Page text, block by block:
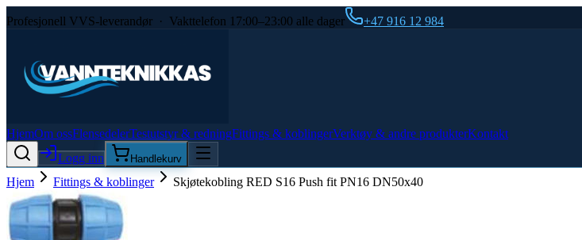
Profesjonell VVS-leverandør · Vakttelefon 17:00–23:00 alle dager +47 916 12 984
HjemOm ossFlensedelerTestutstyr & redningFittings & koblingerVerktøy & andre produkterKontakt
Logg inn
Handlekurv
Hjem Fittings & koblinger Skjøtekobling RED S16 Push fit PN16 DN50x40